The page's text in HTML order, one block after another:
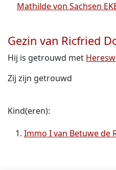
Mathilde von Sachsen
Gezin van Ricfried
Hij is getrouwd met
Zij zijn getrouwd
Kind(eren):
Immo I van Betuwe de